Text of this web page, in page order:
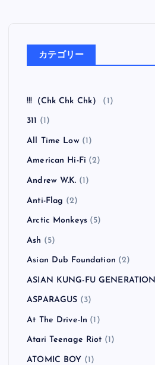
カテゴリー
!!!（Chk Chk Chk） (1)
311 (1)
All Time Low(1)
American Hi-Fi (2)
Andrew W.K. (1)
Anti-Flag (2)
Arctic Monkeys (5)
Ash (5)
Asian Dub Foundation (2)
ASIAN KUNG-FU GENERATION
ASPARAGUS (3)
At The Drive-In (1)
Atari Teenage Riot (1)
ATOMIC BOY (1)